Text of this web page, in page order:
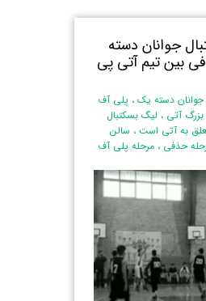
جوانان دسته
بین تیم آتی پی
دسته یک، پلی آف
بزرگ آتی ، لیگ بسکتبال
به آتی است، سالن
حذفی ، مرحله پلی آف